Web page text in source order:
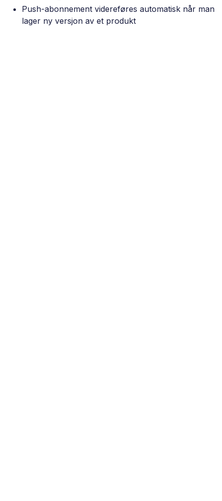
Push-abonnement videreføres automatisk når man
lager ny versjon av et produkt